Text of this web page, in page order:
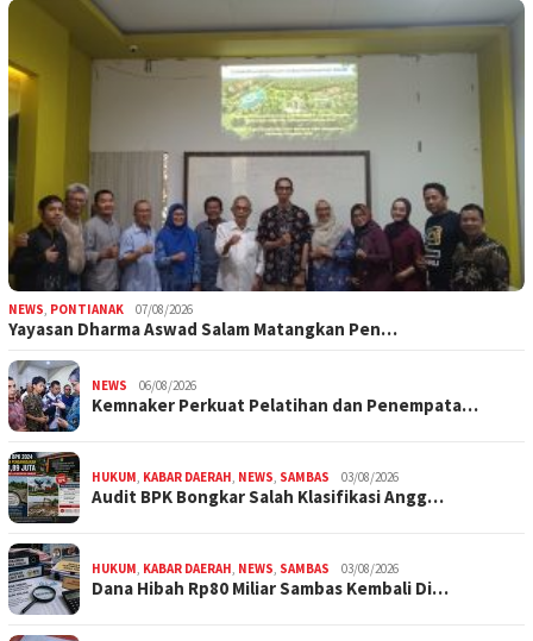
NEWS, PONTIANAK 07/08/2026
Yayasan Dharma Aswad Salam Matangkan Pen…
NEWS 06/08/2026
Kemnaker Perkuat Pelatihan dan Penempata…
HUKUM, KABAR DAERAH, NEWS, SAMBAS 03/08/2026
Audit BPK Bongkar Salah Klasifikasi Angg…
HUKUM, KABAR DAERAH, NEWS, SAMBAS 03/08/2026
Dana Hibah Rp80 Miliar Sambas Kembali Di…